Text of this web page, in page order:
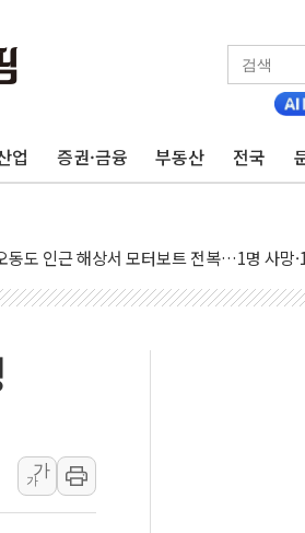
업 증권·금융 부동산 전국
전 출구전략 만지작…공습 한계·탄약 부족
동해·삼척 시간당 최대 50㎜ 폭우…강원 동
랑구 주택가서 흉기 난동…60대 남성 2명 숨
령 "결혼 때문에 손해 보는 일 없게"…'결혼
, '위안부' 피해자 기림의 날 참석..."국제적 시
재도 갯벌서 해루질 중 실종 60대 나흘만에
낸 김민석에 '뻔뻔' 받아친 정청래…제주 연
령, ISA 개편 재검토 지시…與 "적극 환영"·
염에 온열질환 사망 23명…정부, 비상대응기
위 아파트 부양, 수도 베이징도 부동산 규제
대리 계곡서 수위 상승으로 피서객 7명 고립
가
가